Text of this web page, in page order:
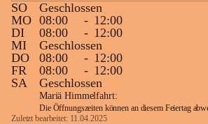
SO
Geschlossen
MO 08:00 - 12:00
DI
08:00 - 12:00
MI
Geschlossen
DO
08:00 - 12:00
FR
08:00 - 12:00
SA
Geschlossen
Mariä Himmelfahrt:
Die Öffnungszeiten können an diesem Feiertag
Zuletzt bearbeitet: 11.04.2025